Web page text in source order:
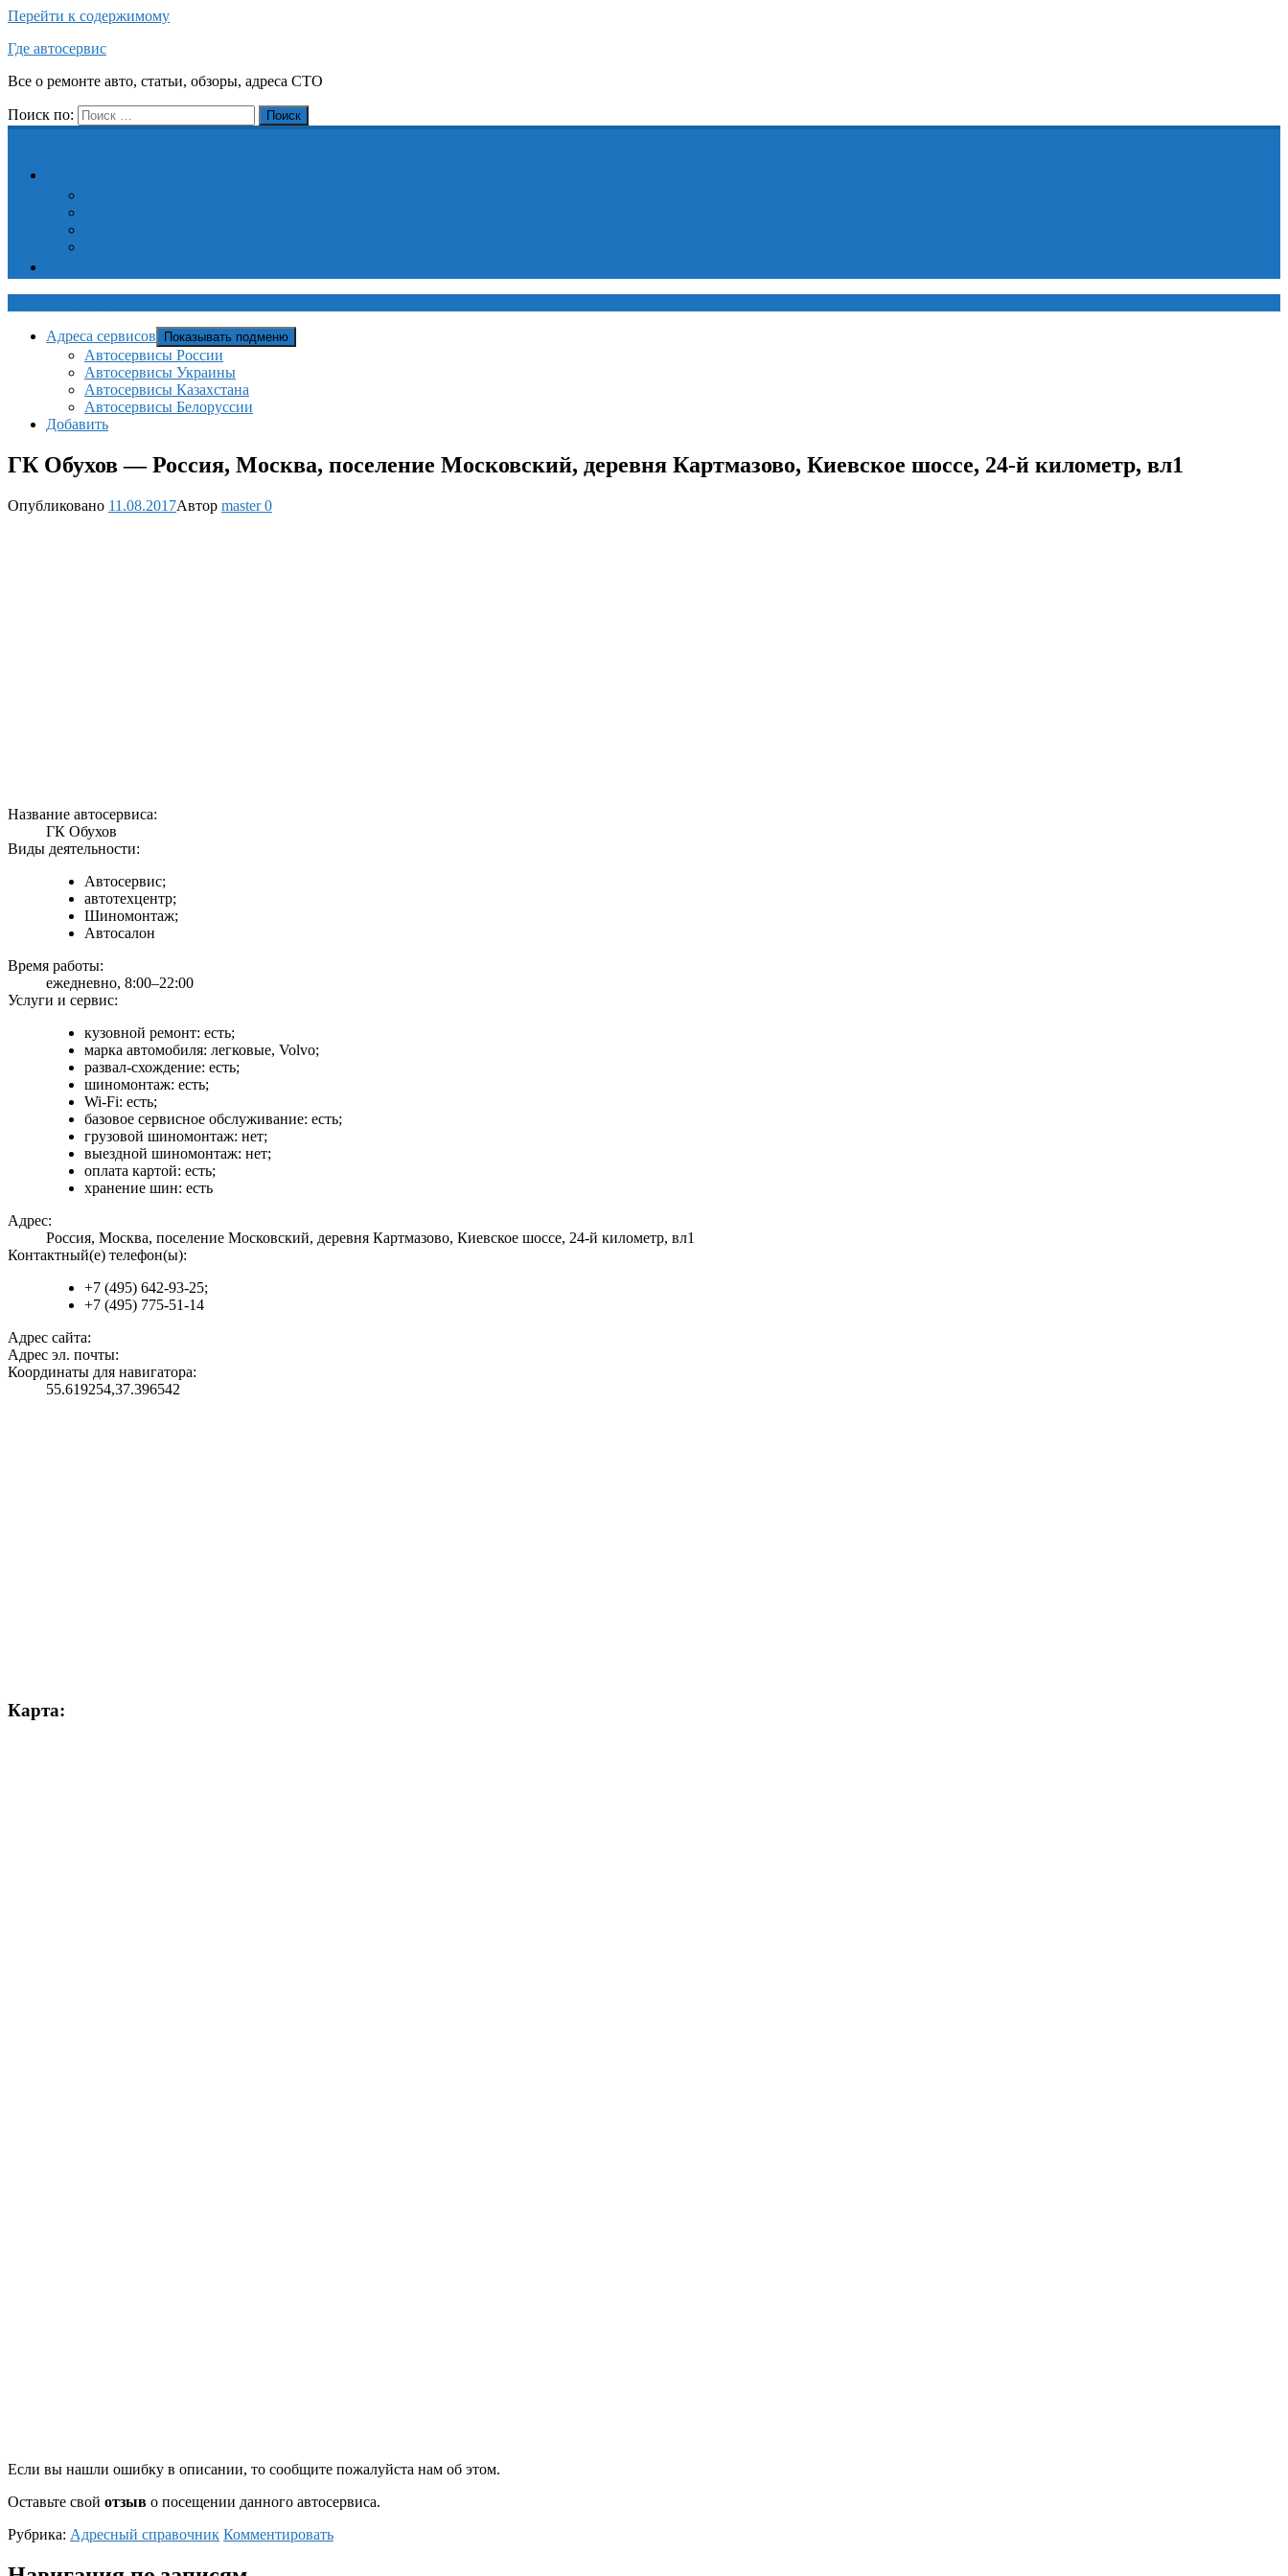
Перейти к содержимому
Где автосервис
Все о ремонте авто, статьи, обзоры, адреса СТО
Поиск по: Поиск
Адреса сервисов Показывать подменю
Автосервисы России
Автосервисы Украины
Автосервисы Казахстана
Автосервисы Белоруссии
Добавить
ГК Обухов — Россия, Москва, поселение Московский, деревня Картмазово, Киевское шоссе, 24-й километр, вл1
Опубликовано 11.08.2017Автор master0
Название автосервиса:
ГК Обухов
Виды деятельности:
Автосервис;
автотехцентр;
Шиномонтаж;
Автосалон
Время работы:
ежедневно, 8:00–22:00
Услуги и сервис:
кузовной ремонт: есть;
марка автомобиля: легковые, Volvo;
развал-схождение: есть;
шиномонтаж: есть;
Wi-Fi: есть;
базовое сервисное обслуживание: есть;
грузовой шиномонтаж: нет;
выездной шиномонтаж: нет;
оплата картой: есть;
хранение шин: есть
Адрес:
Россия, Москва, поселение Московский, деревня Картмазово, Киевское шоссе, 24-й километр, вл1
Контактный(е) телефон(ы):
+7 (495) 642-93-25;
+7 (495) 775-51-14
Адрес сайта:
Адрес эл. почты:
Координаты для навигатора:
55.619254,37.396542
Карта:
Если вы нашли ошибку в описании, то сообщите пожалуйста нам об этом.
Оставьте свой отзыв о посещении данного автосервиса.
Рубрика: Адресный справочник Комментировать